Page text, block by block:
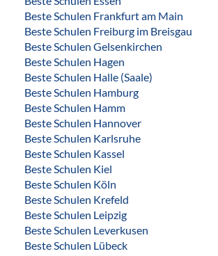
Beste Schulen Frankfurt am Main
Beste Schulen Freiburg im Breisgau
Beste Schulen Gelsenkirchen
Beste Schulen Hagen
Beste Schulen Halle (Saale)
Beste Schulen Hamburg
Beste Schulen Hamm
Beste Schulen Hannover
Beste Schulen Karlsruhe
Beste Schulen Kassel
Beste Schulen Kiel
Beste Schulen Köln
Beste Schulen Krefeld
Beste Schulen Leipzig
Beste Schulen Leverkusen
Beste Schulen Lübeck